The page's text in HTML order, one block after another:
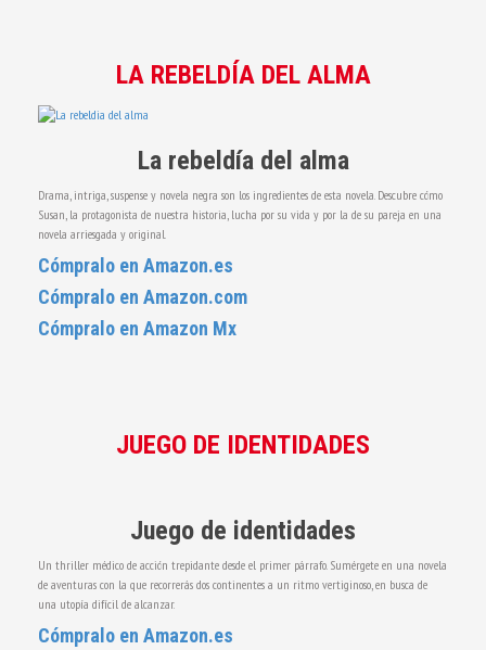
LA REBELDÍA DEL ALMA
La rebeldía del alma
Drama, intriga, suspense y novela negra son los ingredientes de esta novela. Descubre cómo
Susan, la protagonista de nuestra historia, lucha por su vida y por la de su pareja en una
novela arriesgada y original.
Cómpralo en Amazon.es
Cómpralo en Amazon.com
Cómpralo en Amazon Mx
JUEGO DE IDENTIDADES
Juego de identidades
Un thriller médico de acción trepidante desde el primer párrafo. Sumérgete en una novela
de aventuras con la que recorrerás dos continentes a un ritmo vertiginoso, en busca de
una utopía difícil de alcanzar.
Cómpralo en Amazon.es